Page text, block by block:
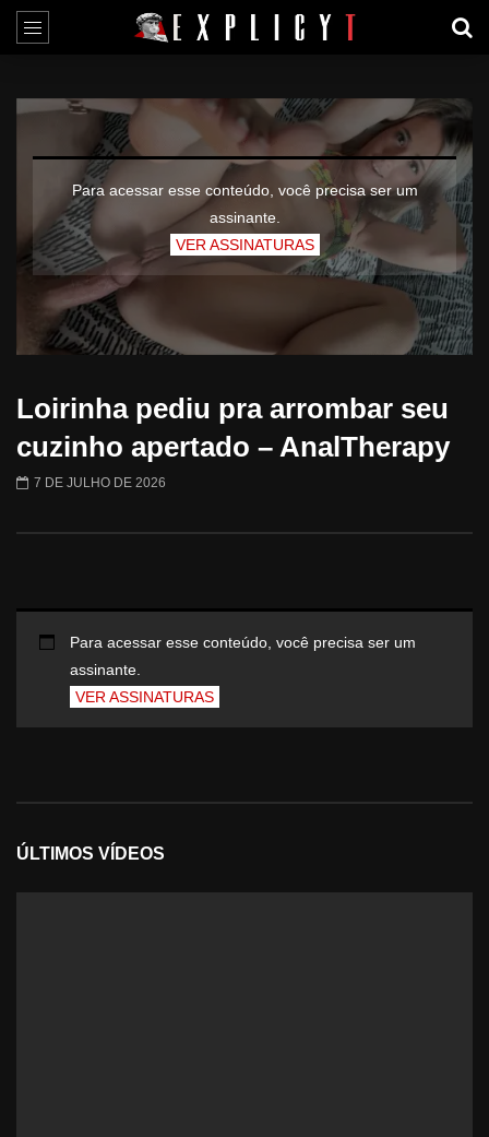
Para acessar esse conteúdo, você precisa ser um
assinante.
VER ASSINATURAS
Loirinha pediu pra arrombar seu
cuzinho apertado – AnalTherapy
7 DE JULHO DE 2026
Para acessar esse conteúdo, você precisa ser um
assinante.
VER ASSINATURAS
ÚLTIMOS VÍDEOS